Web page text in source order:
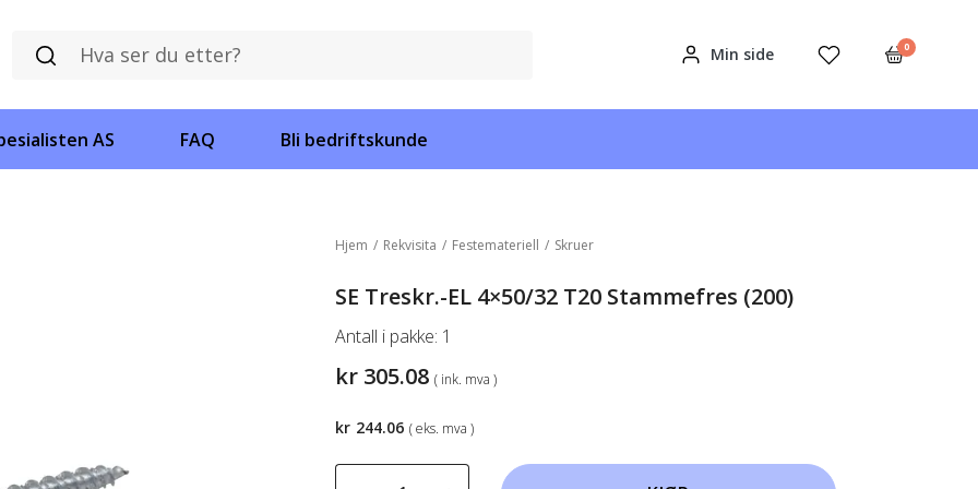
Min side 0
AS FAQ Bli bedriftskunde
Hjem / Rekvisita / Festemateriell / Skruer
SE Treskr.-EL 4×50/32 T20 Stammefres (200)
kr 305.08 ( ink. mva )
Antall i pakke: 1
kr 244.06 ( eks. mva )